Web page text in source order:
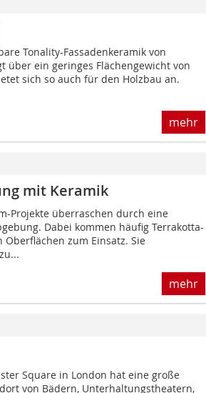
Tonality-Fassadenkeramik von
über ein geringes Flächengewicht von
sich so auch für den Holzbau an.
mehr
mit Keramik
Projekte überraschen durch eine
Dabei kommen häufig Terrakotta-
zum Einsatz. Sie
mehr
Square in London hat eine große
von Bädern, Unterhaltungstheatern,